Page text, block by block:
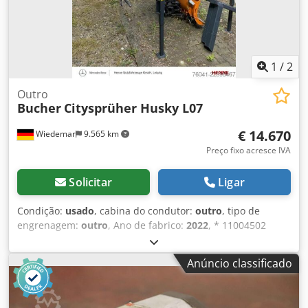
1 /2
Wiedemar 9.565 km
Outro
Bucher Citysprüher Husky L07
€ 14.670
Preço fixo acresce IVA
Solicitar Ligar
Condição: usado, cabina do condutor: outro, tipo de
engrenagem: outro, Ano de fabrico: 2022, * 11004502
Unidade de painel de controlo Ecosat * 11006283 Cabo de
interface RS 232 EcoSat Mobidat * 15226 Sinalização para
serviços de inverno 1180x190mm Husky NGS V W + 1300S *
8059624 Sinalização de contorno amarela para contentores
Husky (6,5 m) * 11000032 Ajuste mecânico do padrão de
Anúncio classificado